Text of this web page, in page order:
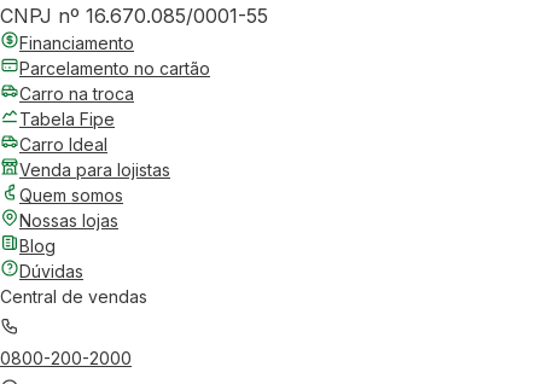
CNPJ nº 16.670.085/0001-55
Financiamento
Parcelamento no cartão
Carro na troca
Tabela Fipe
Carro Ideal
Venda para lojistas
Quem somos
Nossas lojas
Blog
Dúvidas
Central de vendas
0800-200-2000